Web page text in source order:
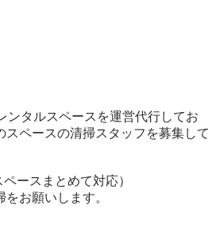
ンタルスペースを運営代行してお
スペースの清掃スタッフを募集して
ースまとめて対応）
お願いします。